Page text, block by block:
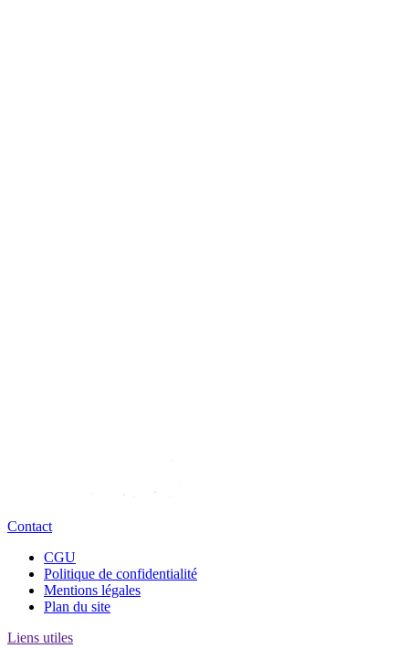
Contact
CGU
Politique de confidentialité
Mentions légales
Plan du site
Liens utiles